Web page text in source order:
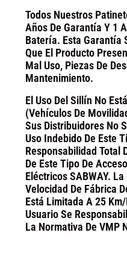
Todos Nuestros
Años De Garantía Y 1
Batería. Esta Garantía
Que El Producto
Mal Uso, Piezas De
Mantenimiento.
El Uso Del Sillín No
(Vehículos De
Sus Distribuidores No
Uso Indebido De Este
Responsabilidad Total
De Este Tipo De
Eléctricos SABWAY.
Velocidad De Fábrica
Está Limitada A 25
Usuario Se
La Normativa De VMP